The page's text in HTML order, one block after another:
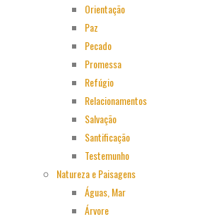
Orientação
Paz
Pecado
Promessa
Refúgio
Relacionamentos
Salvação
Santificação
Testemunho
Natureza e Paisagens
Águas, Mar
Árvore